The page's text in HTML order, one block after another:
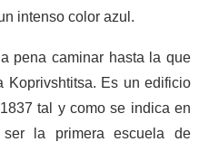
intenso color azul.
pena caminar hasta la que
Koprivshtitsa. Es un edificio
tal y como se indica en
la primera escuela de